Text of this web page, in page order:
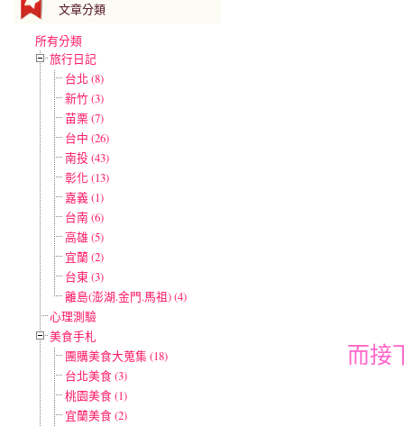
文章分類
所有分類
旅行日記
台北 (8)
新竹 (3)
苗栗 (7)
台中 (26)
南投 (43)
彰化 (13)
嘉義 (1)
台南 (6)
高雄 (5)
宜蘭 (2)
台東 (3)
離島(澎湖.金門.馬祖) (4)
心理測驗
美食手札
團購美食大蒐集 (18)
台北美食 (3)
桃園美食 (1)
宜蘭美食 (2)
而接